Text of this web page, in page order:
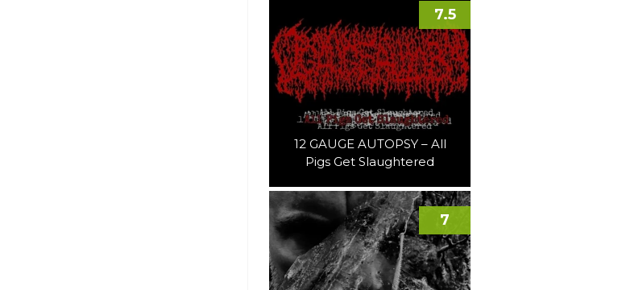
12 GAUGE AUTOPSY – All
Pigs Get Slaughtered
7.5
7